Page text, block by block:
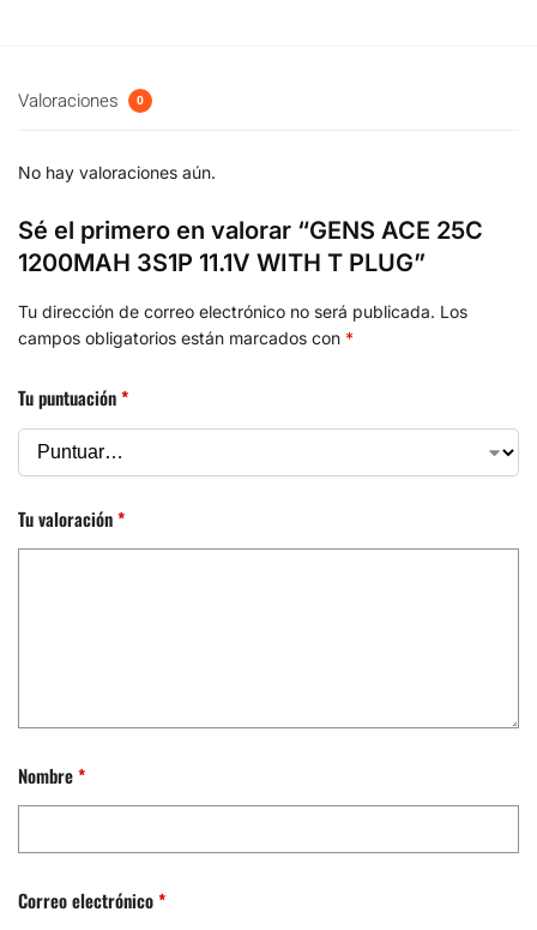
Valoraciones 0
No hay valoraciones aún.
Sé el primero en valorar “GENS ACE 25C
1200MAH 3S1P 11.1V WITH T PLUG”
Tu dirección de correo electrónico no será publicada. Los
campos obligatorios están marcados con *
Tu puntuación*
Tu valoración*
Nombre*
Correo electrónico*